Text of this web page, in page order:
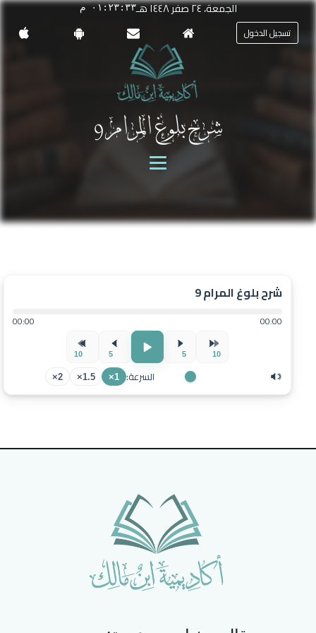
تسجيل الدخول
الجمعة، ٢٤ صفر ١٤٤٨ هـ ٠١:٢٣:٣٣ م
شرح بلوغ المرام 9
شرح بلوغ المرام 9
00:00
00:00
10
5
5
10
السرعة: 1×
1.5×
2×